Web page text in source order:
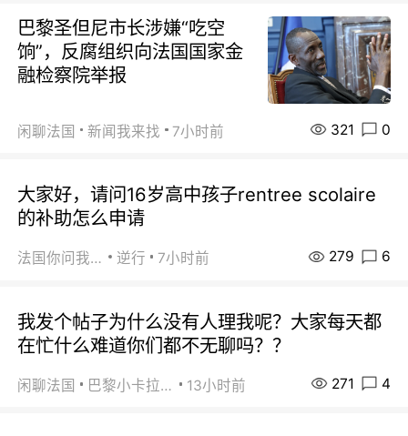
巴黎圣但尼市长涉嫌“吃空
饷”，反腐组织向法国国家金
融检察院举报
闲聊法国 新闻我来找 7小时前 321 0
大家好，请问16岁高中孩子rentree scolaire
的补助怎么申请
法国你问我答 逆行 7小时前 279 6
我发个帖子为什么没有人理我呢？大家每天都
在忙什么难道你们都不无聊吗？？
闲聊法国 巴黎小卡拉咪 13小时前 271 4